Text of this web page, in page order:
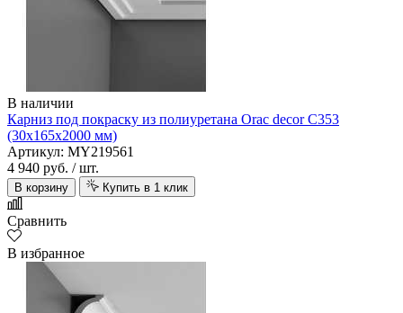
В наличии
Карниз под покраску из полиуретана Orac decor C353
(30х165х2000 мм)
Артикул: MY219561
4 940 руб. / шт.
В корзину Купить в 1 клик
Сравнить
В избранное